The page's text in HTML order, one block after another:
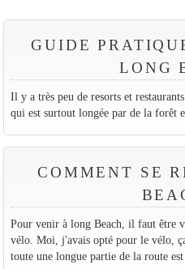
GUIDE
LONG
Il y a très peu de resorts et
qui est surtout longée par de la forêt
COMMENT SE
Pour venir à long Beach, il faut être
vélo. Moi, j'avais opté pour le vélo,
toute une longue partie de la route